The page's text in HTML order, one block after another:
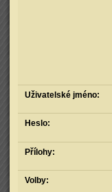
Uživatelské jméno:
Heslo:
Přílohy:
Volby: